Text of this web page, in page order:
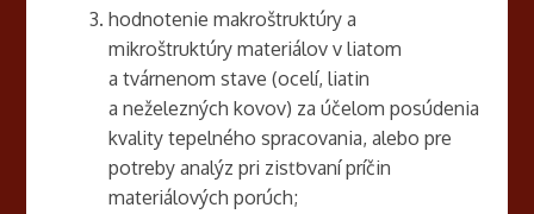
hodnotenie makroštruktúry a
mikroštruktúry materiálov v liatom
a tvárnenom stave (ocelí, liatin
a neželezných kovov) za účelom posúdenia
kvality tepelného spracovania, alebo pre
potreby analýz pri zisťovaní príčin
materiálových porúch;